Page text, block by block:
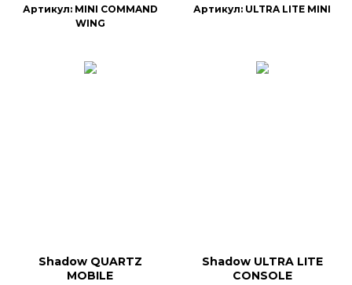
Артикул: MINI COMMAND
WING
Артикул: ULTRA LITE MINI
Shadow QUARTZ
MOBILE
Shadow ULTRA LITE
CONSOLE